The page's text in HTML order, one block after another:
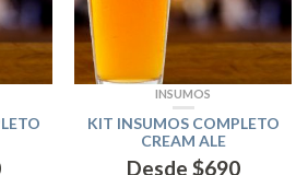
INSUMOS
KIT INSUMOS COMPLETO
CREAM ALE
Desde $690